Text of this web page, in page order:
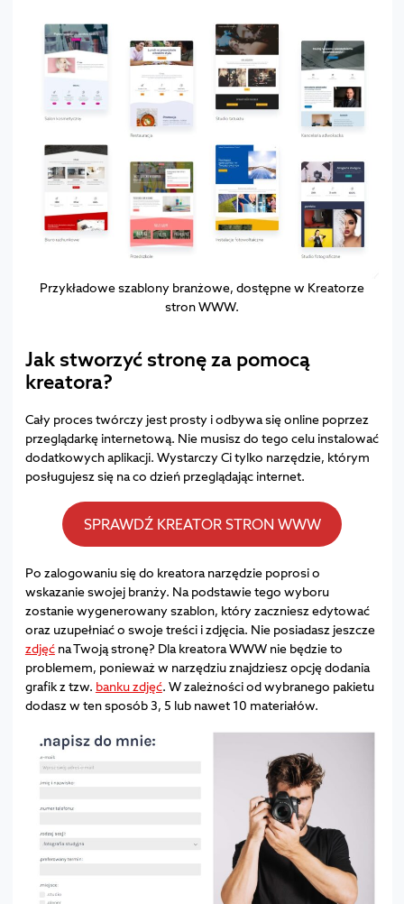
Przykładowe szablony branżowe, dostępne w Kreatorze
stron WWW.
Jak stworzyć stronę za pomocą
kreatora?
Cały proces twórczy jest prosty i odbywa się online poprzez
przeglądarkę internetową. Nie musisz do tego celu instalować
dodatkowych aplikacji. Wystarczy Ci tylko narzędzie, którym
posługujesz się na co dzień przeglądając internet.
SPRAWDŹ KREATOR STRON WWW
Po zalogowaniu się do kreatora narzędzie poprosi o
wskazanie swojej branży. Na podstawie tego wyboru
zostanie wygenerowany szablon, który zaczniesz edytować
oraz uzupełniać o swoje treści i zdjęcia. Nie posiadasz jeszcze
zdjęćna Twoją stronę? Dla kreatora WWW nie będzie to
problemem, ponieważ w narzędziu znajdziesz opcję dodania
grafik z tzw. banku zdjęć. W zależności od wybranego pakietu
dodasz w ten sposób 3, 5 lub nawet 10 materiałów.